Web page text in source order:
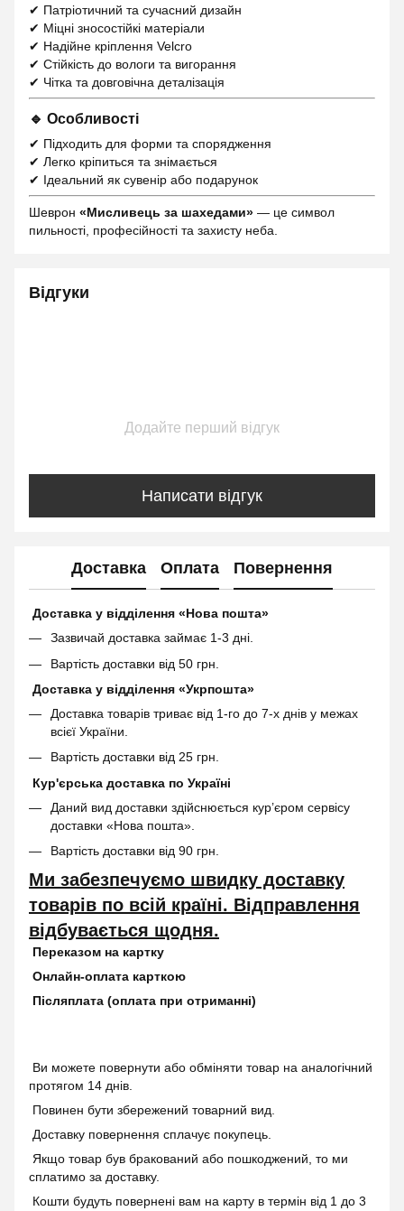
✔ Патріотичний та сучасний дизайн
✔ Міцні зносостійкі матеріали
✔ Надійне кріплення Velcro
✔ Стійкість до вологи та вигорання
✔ Чітка та довговічна деталізація
🔹 Особливості
✔ Підходить для форми та спорядження
✔ Легко кріпиться та знімається
✔ Ідеальний як сувенір або подарунок
Шеврон «Мисливець за шахедами» — це символ
пильності, професійності та захисту неба.
Відгуки
Додайте перший відгук
Написати відгук
Доставка Оплата Повернення
Доставка у відділення «Нова пошта»
Зазвичай доставка займає 1-3 дні.
Вартість доставки від 50 грн.
Доставка у відділення «Укрпошта»
Доставка товарів триває від 1-го до 7-х днів у межах
всієї України.
Вартість доставки від 25 грн.
Кур'єрська доставка по Україні
Даний вид доставки здійснюється кур’єром сервісу
доставки «Нова пошта».
Вартість доставки від 90 грн.
Ми забезпечуємо швидку доставку
товарів по всій країні. Відправлення
відбувається щодня.
Переказом на картку
Онлайн-оплата карткою
Післяплата (оплата при отриманні)
Ви можете повернути або обміняти товар на аналогічний
протягом 14 днів.
Повинен бути збережений товарний вид.
Доставку повернення сплачує покупець.
Якщо товар був бракований або пошкоджений, то ми
сплатимо за доставку.
Кошти будуть повернені вам на карту в термін від 1 до 3